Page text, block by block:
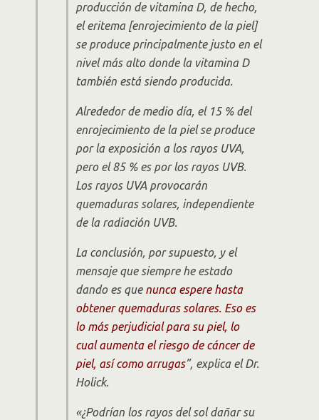
producción de vitamina D, de hecho,
el eritema [enrojecimiento de la piel]
se produce principalmente justo en el
nivel más alto donde la vitamina D
también está siendo producida.
Alrededor de medio día, el 15 % del
enrojecimiento de la piel se produce
por la exposición a los rayos UVA,
pero el 85 % es por los rayos UVB.
Los rayos UVA provocarán
quemaduras solares, independiente
de la radiación UVB.
La conclusión, por supuesto, y el
mensaje que siempre he estado
dando es que nunca espere hasta
obtener quemaduras solares. Eso es
lo más perjudicial para su piel, lo
cual aumenta el riesgo de cáncer de
piel, así como arrugas”, explica el Dr.
Holick.
«¿Podrían los rayos del sol dañar su